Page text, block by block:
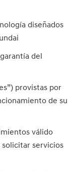
diseñados
del
provistas por
de su
válido
servicios